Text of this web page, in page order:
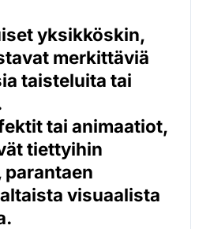
yksikköskin,
merkittäviä
taisteluita tai
tai animaatiot,
tiettyihin
visuaalista